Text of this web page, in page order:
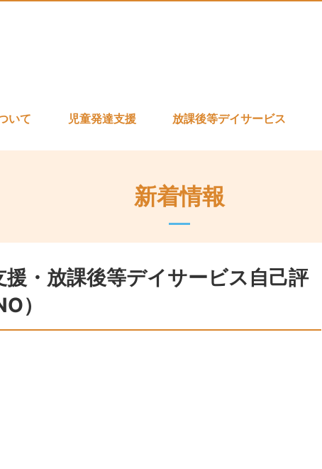
いて 児童発達支援 放課後等デイサービス
新着情報
・放課後等デイサービス自己評
）